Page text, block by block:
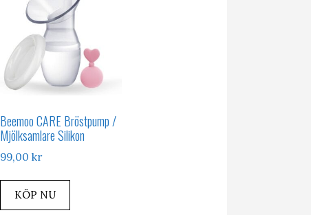
Beemoo CARE Bröstpump /
Mjölksamlare Silikon
99,00kr
KÖP NU